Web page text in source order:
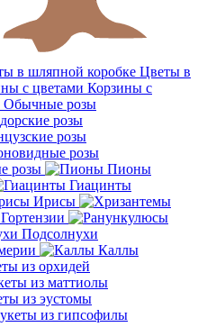
Цветы в
Корзины с
Обычные розы
розы
розы
розы
розы
Пионы
Гиацинты
Ирисы
Гортензии
Подсолнухи
Каллы
из орхидей
из маттиолы
из эустомы
из гипсофилы